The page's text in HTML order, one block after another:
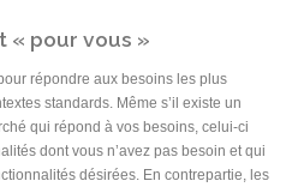
« pour vous »
répondre aux besoins les plus
standards. Même s’il existe un
qui répond à vos besoins, celui-ci
dont vous n’avez pas besoin et qui
désirées. En contrepartie, les